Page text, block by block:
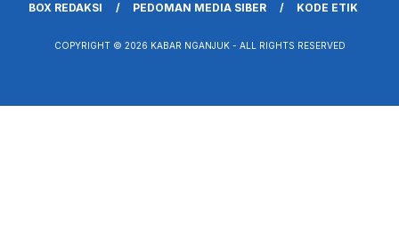
BOX REDAKSI PEDOMAN MEDIA SIBER KODE ETIK
COPYRIGHT © 2026 KABAR NGANJUK - ALL RIGHTS RESERVED